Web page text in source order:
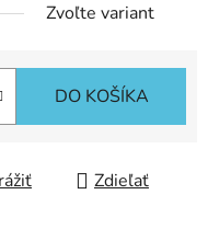
Zvoľte variant
DO KOŠÍKA
Zdieľať